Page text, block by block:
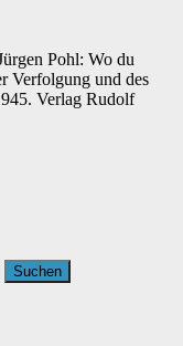
Pohl: Wo du
Verfolgung und des
Verlag Rudolf
Suchen